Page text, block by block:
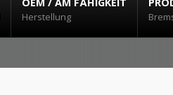
Herstellung